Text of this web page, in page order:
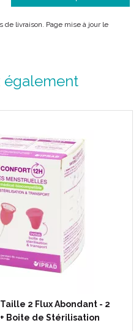
de livraison. Page mise à jour le
également
2 Flux Abondant - 2
Boite de Stérilisation